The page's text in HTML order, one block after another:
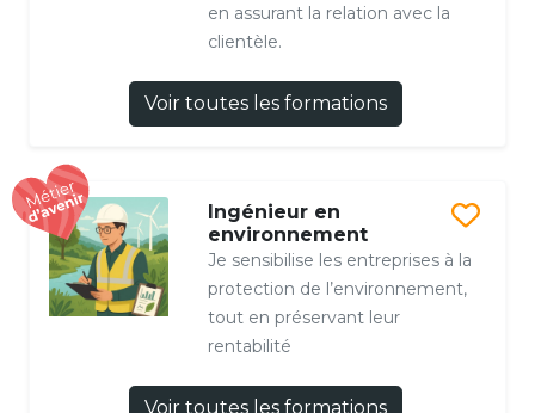
en assurant la relation avec la
clientèle.
Voir toutes les formations
Ingénieur en
environnement
Je sensibilise les entreprises à la
protection de l’environnement,
tout en préservant leur
rentabilité
Voir toutes les formations